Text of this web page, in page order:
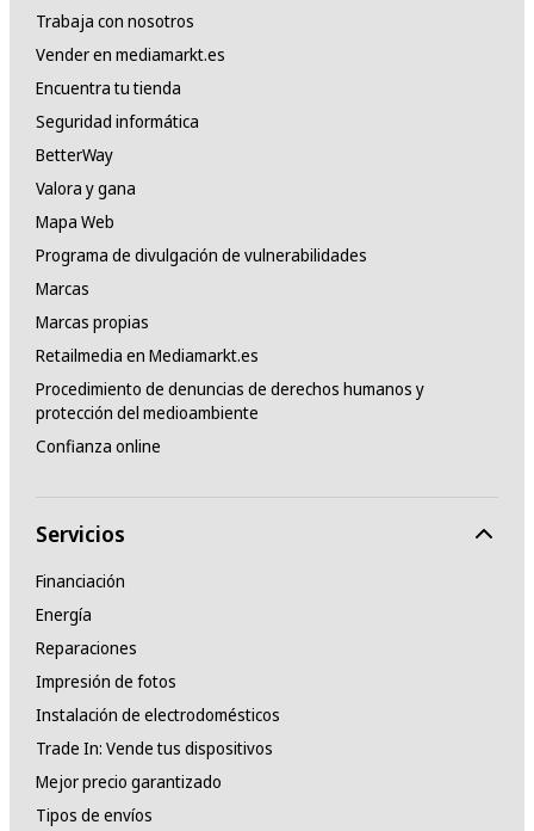
Trabaja con nosotros
Vender en mediamarkt.es
Encuentra tu tienda
Seguridad informática
BetterWay
Valora y gana
Mapa Web
Programa de divulgación de vulnerabilidades
Marcas
Marcas propias
Retailmedia en Mediamarkt.es
Procedimiento de denuncias de derechos humanos y
protección del medioambiente
Confianza online
Servicios
Financiación
Energía
Reparaciones
Impresión de fotos
Instalación de electrodomésticos
Trade In: Vende tus dispositivos
Mejor precio garantizado
Tipos de envíos